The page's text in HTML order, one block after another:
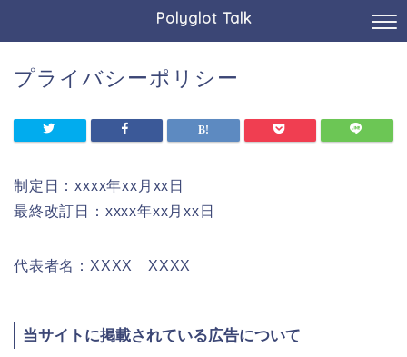
Polyglot Talk
プライバシーポリシー
制定日：xxxx年xx月xx日
最終改訂日：xxxx年xx月xx日
代表者名：XXXX XXXX
当サイトに掲載されている広告について